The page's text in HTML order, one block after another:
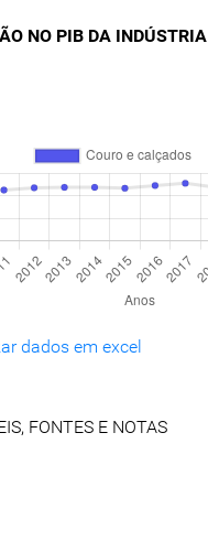
NO PIB DA INDÚSTRIA
dados em excel
FONTES E NOTAS